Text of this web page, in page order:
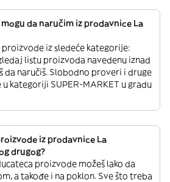
da naručim iz prodavnice La
proizvode iz sledeće kategorije:
listu proizvoda navedenu iznad
da naručiš. Slobodno proveri i druge
kategoriji SUPER-MARKET u gradu
iz prodavnice La
drugog?
proizvode možeš lako da
a takođe i na poklon. Sve što treba